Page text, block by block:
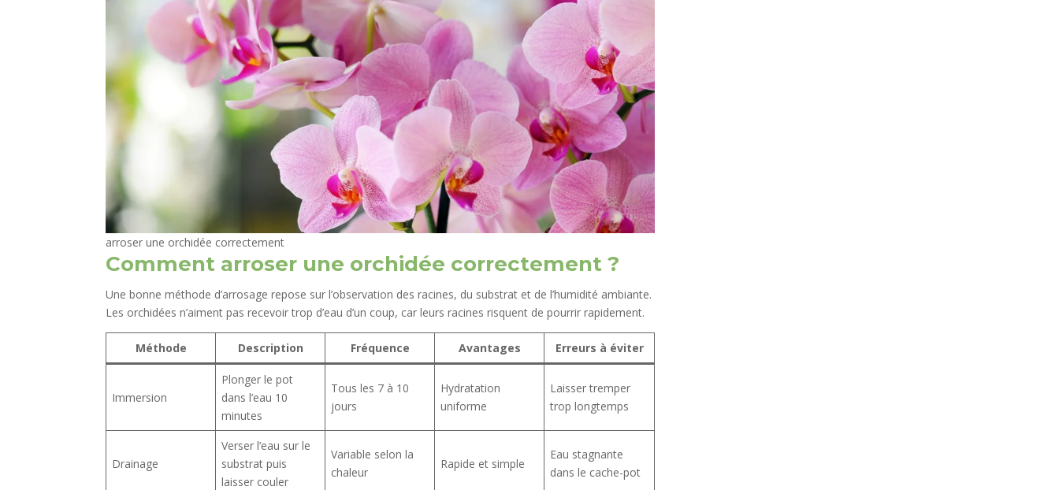
arroser une orchidée correctement
Comment arroser une orchidée correctement ?
Une bonne méthode d’arrosage repose sur l’observation des racines, du substrat et de l’humidité ambiante.
Les orchidées n’aiment pas recevoir trop d’eau d’un coup, car leurs racines risquent de pourrir rapidement.
Méthode Description Fréquence Avantages Erreurs à éviter
Immersion
Plonger le pot
dans l’eau 10
minutes
Tous les 7 à 10
jours
Hydratation
uniforme
Laisser tremper
trop longtemps
Drainage
Verser l’eau sur le
substrat puis
laisser couler
Variable selon la
chaleur
Rapide et simple
Eau stagnante
dans le cache-pot